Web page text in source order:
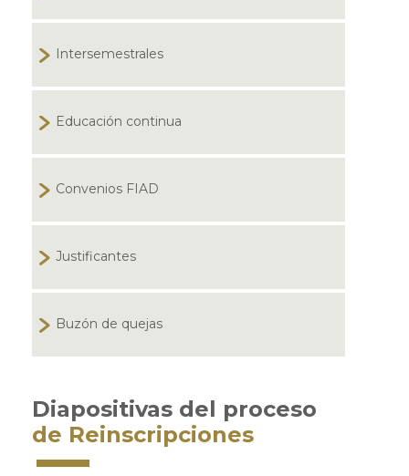
Intersemestrales
Educación continua
Convenios FIAD
Justificantes
Buzón de quejas
Diapositivas del proceso
de Reinscripciones